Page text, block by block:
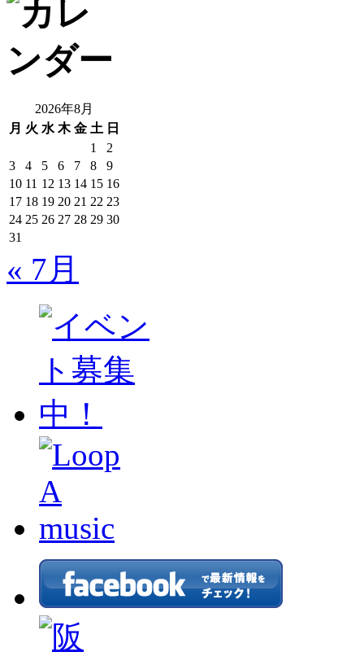
2026年8月
月 火 水 木 金 土 日
1
2
3
4 5 6 7 8
9
10 11 12 13 14 15 16
17 18 19 20 21 22 23
24 25 26 27 28 29 30
31
« 7月